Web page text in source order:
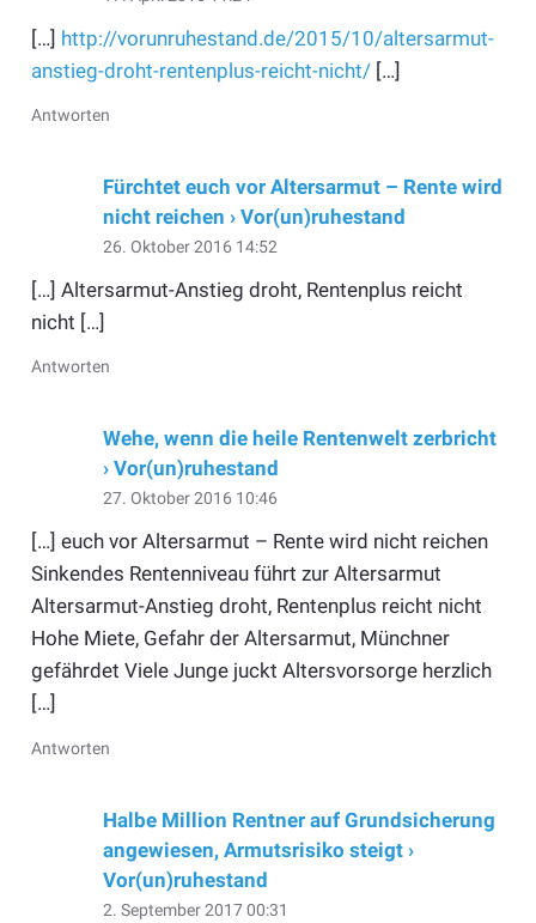
[…] http://vorunruhestand.de/2015/10/altersarmut-
anstieg-droht-rentenplus-reicht-nicht/[…]
Antworten
Fürchtet euch vor Altersarmut – Rente wird
nicht reichen › Vor(un)ruhestand
26. Oktober 2016 14:52
[…] Altersarmut-Anstieg droht, Rentenplus reicht
nicht […]
Antworten
Wehe, wenn die heile Rentenwelt zerbricht
› Vor(un)ruhestand
27. Oktober 2016 10:46
[…] euch vor Altersarmut – Rente wird nicht reichen
Sinkendes Rentenniveau führt zur Altersarmut
Altersarmut-Anstieg droht, Rentenplus reicht nicht
Hohe Miete, Gefahr der Altersarmut, Münchner
gefährdet Viele Junge juckt Altersvorsorge herzlich
[…]
Antworten
Halbe Million Rentner auf Grundsicherung
angewiesen, Armutsrisiko steigt ›
Vor(un)ruhestand
2. September 2017 00:31